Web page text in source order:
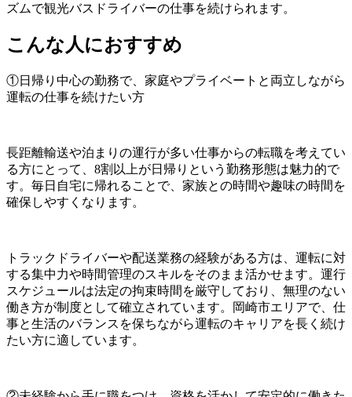
ズムで観光バスドライバーの仕事を続けられます。
こんな人におすすめ
①日帰り中心の勤務で、家庭やプライベートと両立しながら
運転の仕事を続けたい方
長距離輸送や泊まりの運行が多い仕事からの転職を考えてい
る方にとって、8割以上が日帰りという勤務形態は魅力的で
す。毎日自宅に帰れることで、家族との時間や趣味の時間を
確保しやすくなります。
トラックドライバーや配送業務の経験がある方は、運転に対
する集中力や時間管理のスキルをそのまま活かせます。運行
スケジュールは法定の拘束時間を厳守しており、無理のない
働き方が制度として確立されています。岡崎市エリアで、仕
事と生活のバランスを保ちながら運転のキャリアを長く続け
たい方に適しています。